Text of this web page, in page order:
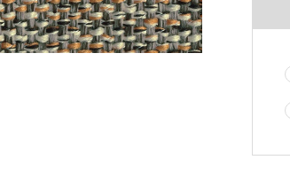
[定番]キャ
1.5倍ヒダ
101cm以上
ストレート
141cm以上
せん。
オプションがつけられる最大幅・最大丈
の場合で以下の通りとなります。
1.5 倍ヒダ→最大幅…400cm / 最大丈
倍ヒダ→最大幅…300cm / 最大丈
ストレート→最大幅…500cm / 最大丈